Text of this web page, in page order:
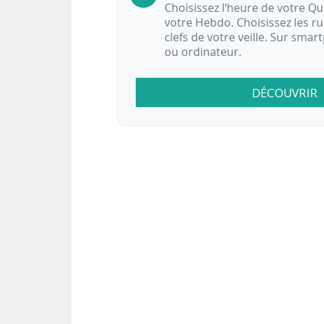
Choisissez l‘heure de votre
votre Hebdo. Choisissez les
clefs de votre veille. Sur
ou ordinateur.
DÉCOUVRIR